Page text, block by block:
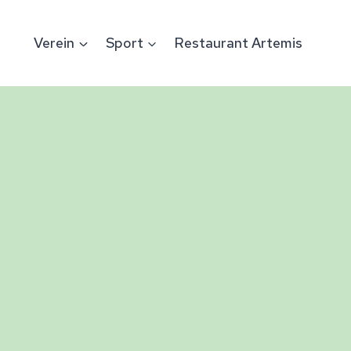
Verein Sport Restaurant Artemis